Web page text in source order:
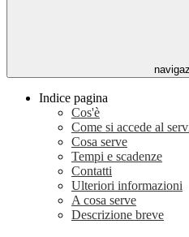
Indice pagina
Cos'è
Come si accede al
Cosa serve
Tempi e scadenze
Contatti
Ulteriori informazioni
A cosa serve
Descrizione breve